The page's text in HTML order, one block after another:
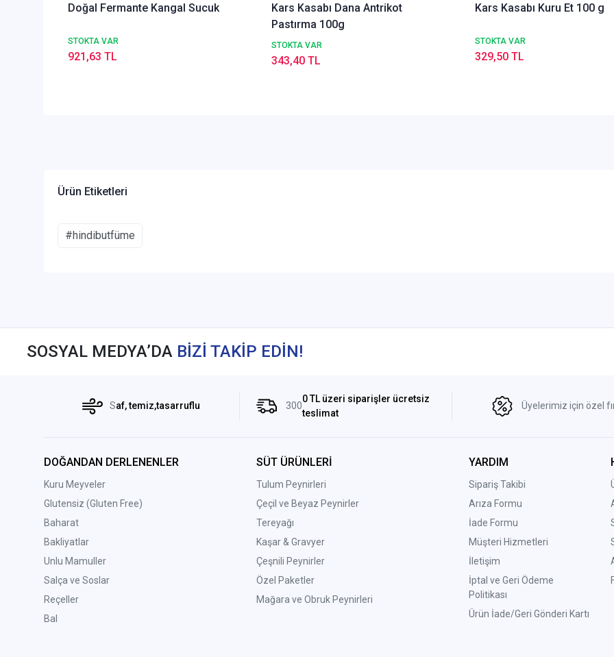
Doğal Fermante Kangal Sucuk
STOKTA VAR
921,63 TL
Kars Kasabı Dana Antrikot
Pastırma 100g
STOKTA VAR
343,40 TL
Kars Kasabı Kuru Et 100 g
STOKTA VAR
329,50 TL
Ürün Etiketleri
#hindibutfüme
SOSYAL MEDYA’DA BİZİ TAKİP EDİN!
Saf, temiz,tasarruflu 300
0 TL üzeri siparişler ücretsiz
teslimat
Üyelerimiz için özel
DOĞANDAN DERLENENLER
Kuru Meyveler
Glutensiz (Gluten Free)
Baharat
Bakliyatlar
Unlu Mamuller
Salça ve Soslar
Reçeller
Bal
SÜT ÜRÜNLERİ
Tulum Peynirleri
Çeçil ve Beyaz Peynirler
Tereyağı
Kaşar & Gravyer
Çeşnili Peynirler
Özel Paketler
Mağara ve Obruk Peynirleri
YARDIM
Sipariş Takibi
Arıza Formu
İade Formu
Müşteri Hizmetleri
İletişim
İptal ve Geri Ödeme
Politikası
Ürün İade/Geri Gönderi Kartı